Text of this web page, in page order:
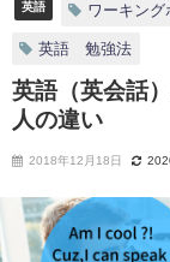
英語 ワーキング
英語 勉強法
英語（英会話
人の違い
2018年12月18日